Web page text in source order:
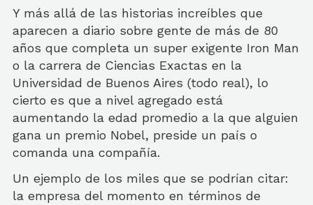
Y más allá de las historias increíbles que
aparecen a diario sobre gente de más de 80
años que completa un super exigente Iron Man
o la carrera de Ciencias Exactas en la
Universidad de Buenos Aires (todo real), lo
cierto es que a nivel agregado está
aumentando la edad promedio a la que alguien
gana un premio Nobel, preside un país o
comanda una compañía.
Un ejemplo de los miles que se podrían citar:
la empresa del momento en términos de